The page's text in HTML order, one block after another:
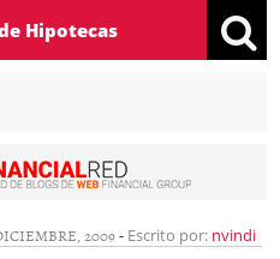
Hipotecas
2009- Escrito por: nvindi